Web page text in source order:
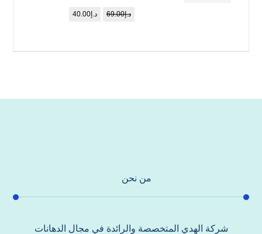
د.إ69.00 د.إ40.00
من نحن
شركة الهدي المتخصصة والرائدة في مجال الدهانات